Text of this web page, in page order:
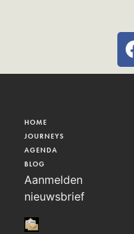
HOME
JOURNEYS
AGENDA
BLOG
Aanmelden
nieuwsbrief